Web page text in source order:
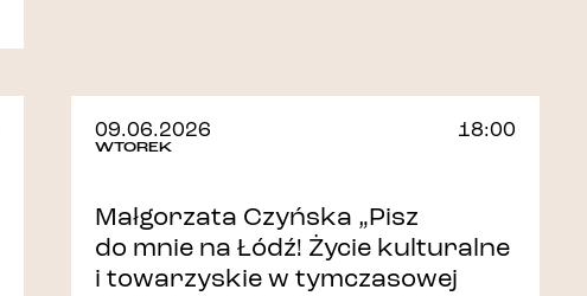
09.06.2026
WTOREK
18:00
Małgorzata Czyńska „Pisz
do mnie na Łódź! Życie kulturalne
i towarzyskie w tymczasowej